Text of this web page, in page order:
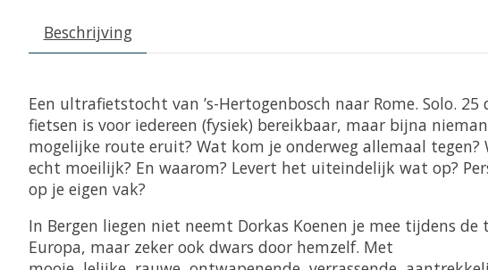
Beschrijving
Een ultrafietstocht van ’s-Hertogenbosch naar Rome. Solo.
fietsen is voor iedereen (fysiek) bereikbaar, maar bijna
mogelijke route eruit? Wat kom je onderweg allemaal
echt moeilijk? En waarom? Levert het uiteindelijk wat op?
op je eigen vak?
In Bergen liegen niet neemt Dorkas Koenen je mee tijdens
Europa, maar zeker ook dwars door hemzelf. Met